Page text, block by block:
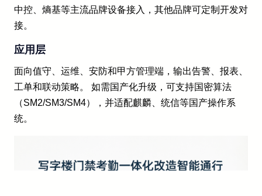
中控、熵基等主流品牌设备接入，其他品牌可定制开发对
接。
应用层
面向值守、运维、安防和甲方管理端，输出告警、报表、
工单和联动策略。 如需国产化升级，可支持国密算法
（SM2/SM3/SM4），并适配麒麟、统信等国产操作系
统。